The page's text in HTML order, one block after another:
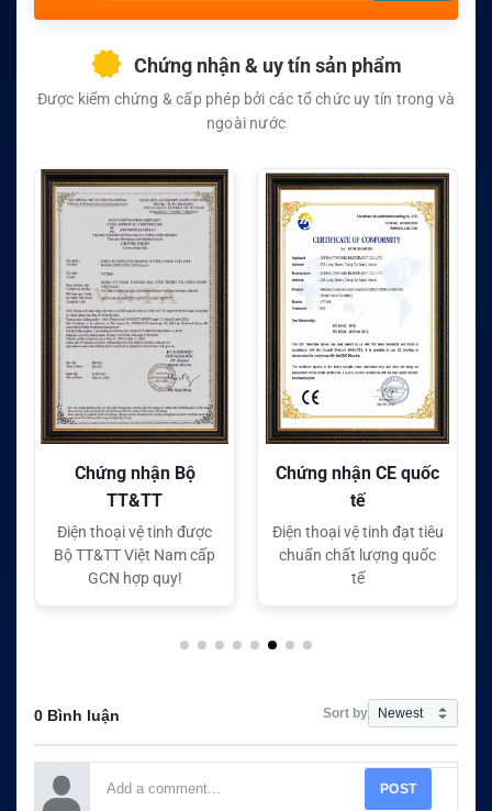
Chứng nhận & uy tín sản phẩm
Được kiểm chứng & cấp phép bởi các tổ chức uy tín trong và
ngoài nước
Chứng nhận CE quốc
tế
Điện thoại vệ tinh đạt tiêu
chuẩn chất lượng quốc
tế
Chứng nhận FC quốc
tế
Điện thoại vệ tinh đạt tiêu
chuẩn chất lượng quốc
tế
0 Bình luận Sort by
POST